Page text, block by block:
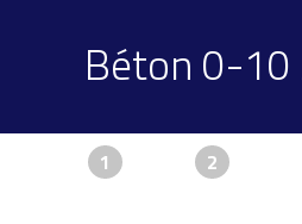
Béton 0-
1 2